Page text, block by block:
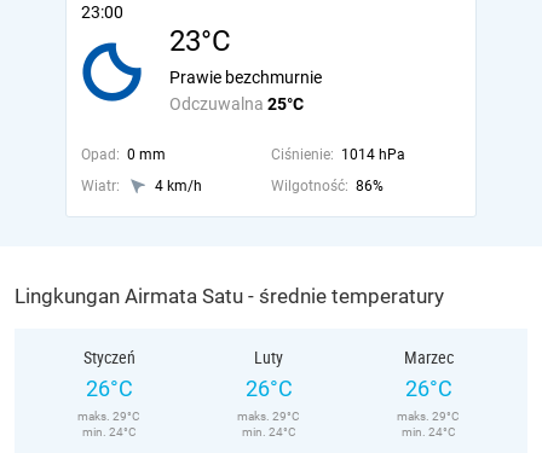
23:00
23°C
Odczuwalna 25°C
Prawie bezchmurnie
Opad: 0 mm Ciśnienie: 1014 hPa
Wiatr:
4 km/h Wilgotność: 86%
Lingkungan Airmata Satu - średnie temperatury
Styczeń
26°C
maks. 29°C
min. 24°C
Luty
26°C
maks. 29°C
min. 24°C
Marzec
26°C
maks. 29°C
min. 24°C